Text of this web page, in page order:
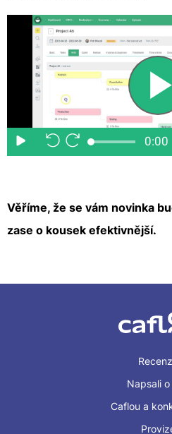
Věříme, že se vám novinka
zase o kousek efektivnější.
Napsali o
Caflou a